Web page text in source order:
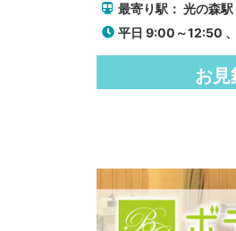
最寄り駅： 光の森駅
平日 9:00～12:50
お見